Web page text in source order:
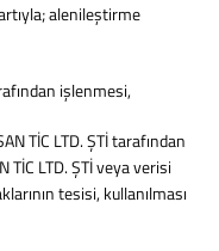
alenileştirme
işlenmesi,
TİC LTD. ŞTİ tarafından
TİC LTD. ŞTİ veya verisi
tesisi, kullanılması